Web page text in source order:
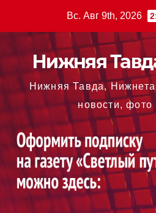
содержимому
Вс. Авг 9th, 2026
Нижняя
Нижняя Тавда,
новости, фото